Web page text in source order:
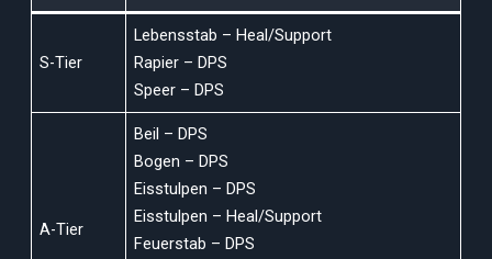
S-Tier
Lebensstab – Heal/Support
Rapier – DPS
Speer – DPS
A-Tier
Beil – DPS
Bogen – DPS
Eisstulpen – DPS
Eisstulpen – Heal/Support
Feuerstab – DPS